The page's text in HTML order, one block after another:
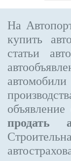
На
купить
статьи
объявление
продать